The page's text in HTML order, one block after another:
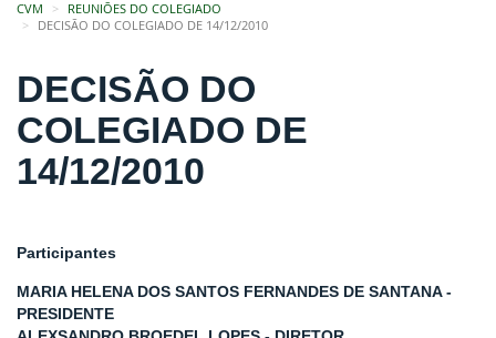
CVM
REUNIÕES DO COLEGIADO
DECISÃO DO COLEGIADO DE 14/12/2010
DECISÃO DO
COLEGIADO DE
14/12/2010
Participantes
MARIA HELENA DOS SANTOS FERNANDES DE SANTANA -
PRESIDENTE